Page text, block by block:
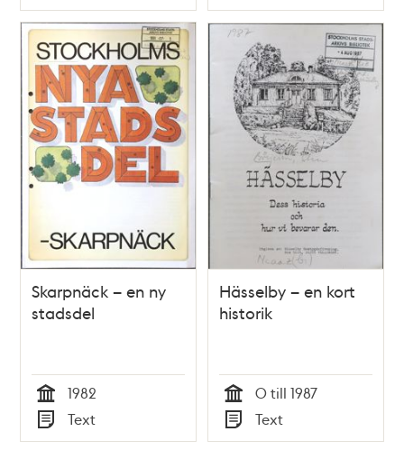
Typ Typ
Skarpnäck – en ny
stadsdel
Tid
1982
Typ
Text
Hässelby – en kort
historik
Tid
0 till 1987
Typ
Text